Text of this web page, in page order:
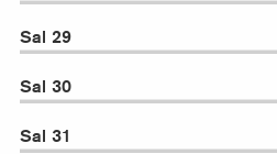
Sal 29
Sal 30
Sal 31